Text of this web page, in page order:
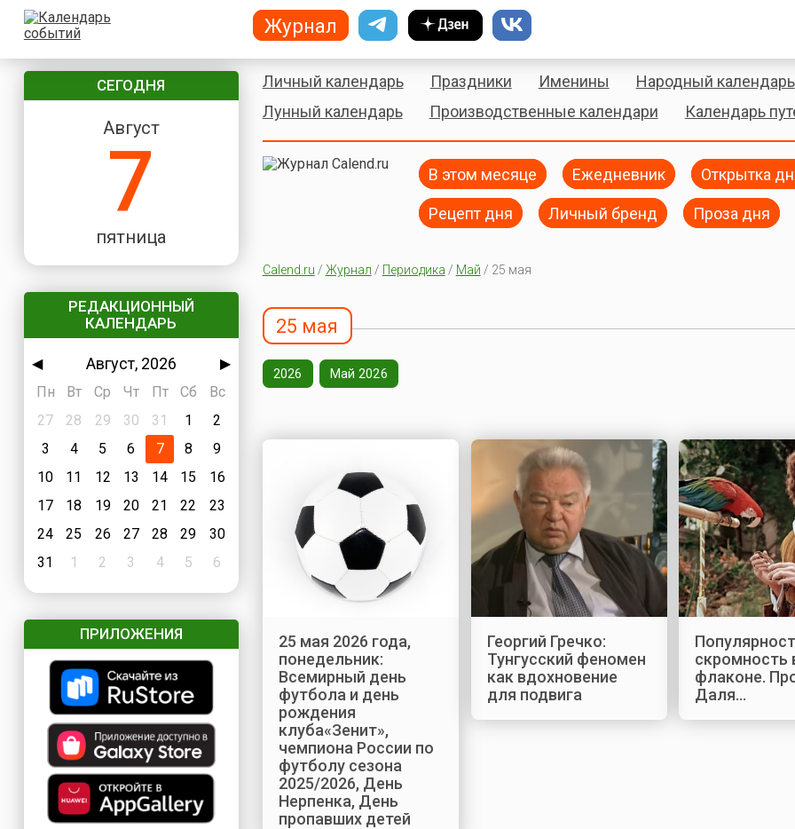
СЕГОДНЯ
Август
7
пятница
РЕДАКЦИОННЫЙ
КАЛЕНДАРЬ
◀ Август, 2026
▶
Пн
Вт Ср Чт Пт Сб
Вс
27
28 29 30 31 1
2
3
4 5 6 7 8
9
10
11 12 13 14 15
16
17
18 19 20 21 22
23
24
25 26 27 28 29
30
31
1 2 3 4 5 6
ПРИЛОЖЕНИЯ
Личный календарь Праздники Именины
Народный календарь
Лунный календарь
Производственные календари Календарь
В этом месяце Ежедневник Открытка
Рецепт дня Личный бренд Проза дня
Calend.ru / Журнал / Периодика / Май / 25 мая
25 мая
2026 Май 2026
25 мая 2026 года,
понедельник:
Всемирный день
футбола и день
рождения
клуба«Зенит»,
чемпиона России по
футболу сезона
2025/2026, День
Нерпенка, День
пропавших детей
Георгий Гречко:
Тунгусский феномен
как вдохновение
для подвига
скромность
флаконе.
Даля…
Журнал